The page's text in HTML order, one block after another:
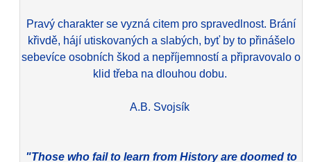
Pravý charakter se vyzná citem pro spravedlnost. Brání
křivdě, hájí utiskovaných a slabých, byť by to přinášelo
sebevíce osobních škod a nepříjemností a připravovalo o
klid třeba na dlouhou dobu.
A.B. Svojsík
"Those who fail to learn from History are doomed to